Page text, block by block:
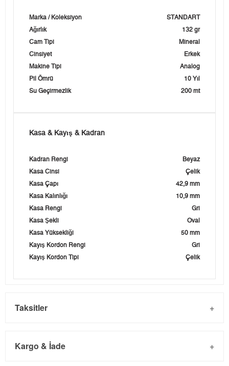
Marka / Koleksiyon
STANDART
Ağırlık
132 gr
Cam Tipi
Mineral
Cinsiyet
Erkek
Makine Tipi
Analog
Pil Ömrü
10 Yıl
Su Geçirmezlik
200 mt
Kasa & Kayış & Kadran
Kadran Rengi
Beyaz
Kasa Cinsi
Çelik
Kasa Çapı
42,9 mm
Kasa Kalınlığı
10,9 mm
Kasa Rengi
Gri
Kasa Şekli
Oval
Kasa Yüksekliği
50 mm
Kayış Kordon Rengi
Gri
Kayış Kordon Tipi
Çelik
Taksitler
Kargo & İade